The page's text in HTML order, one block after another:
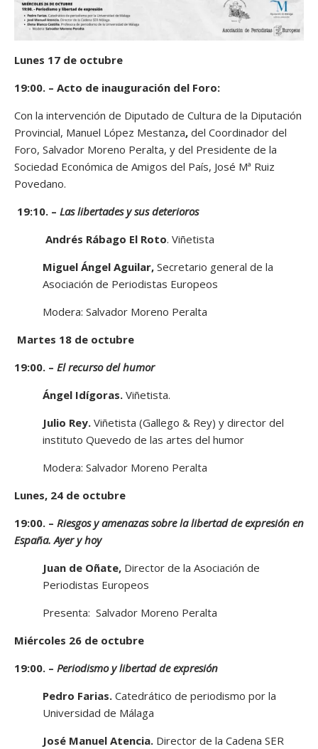
Lunes 17 de octubre
19:00. – Acto de inauguración del Foro:
Con la intervención de Diputado de Cultura de la Diputación
Provincial, Manuel López Mestanza, del Coordinador del
Foro, Salvador Moreno Peralta, y del Presidente de la
Sociedad Económica de Amigos del País, José Mª Ruiz
Povedano.
19:10. – Las libertades y sus deterioros
Andrés Rábago El Roto. Viñetista
Miguel Ángel Aguilar, Secretario general de la
Asociación de Periodistas Europeos
Modera: Salvador Moreno Peralta
Martes 18 de octubre
19:00. – El recurso del humor
Ángel Idígoras. Viñetista.
Julio Rey. Viñetista (Gallego & Rey) y director del
instituto Quevedo de las artes del humor
Modera: Salvador Moreno Peralta
Lunes, 24 de octubre
19:00. – Riesgos y amenazas sobre la libertad de expresión en
España. Ayer y hoy
Juan de Oñate, Director de la Asociación de
Periodistas Europeos
Presenta: Salvador Moreno Peralta
Miércoles 26 de octubre
19:00. – Periodismo y libertad de expresión
Pedro Farias. Catedrático de periodismo por la
Universidad de Málaga
José Manuel Atencia. Director de la Cadena SER